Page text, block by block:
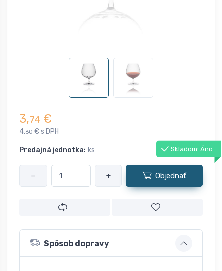
3,74 €
4,60 € s DPH
Predajná jednotka: ks Skladom: Áno
− + Objednať
Spôsob dopravy